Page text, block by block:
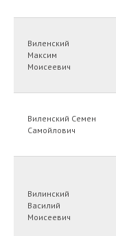
Виленский
Максим
Моисеевич
Виленский Семен
Самойлович
Вилинский
Василий
Моисеевич